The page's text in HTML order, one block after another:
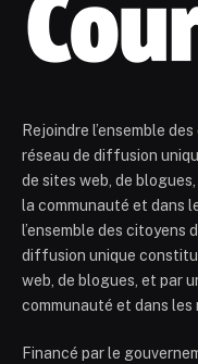
Rejoindre l’ensemble
réseau de diffusion
de sites web, de
la communauté et dans
l’ensemble des citoyens
diffusion unique
web, de blogues, et par
communauté et dans les
Financé par le